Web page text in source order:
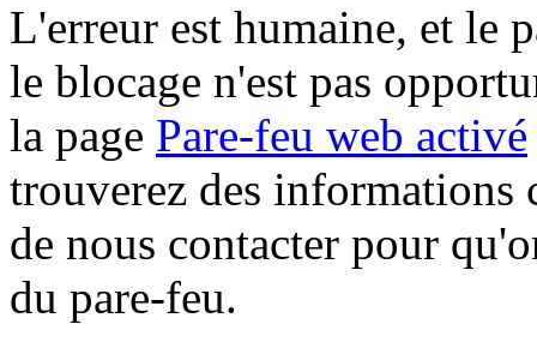
L'erreur est humaine, et le
le blocage n'est pas
la page Pare-feu web activé
trouverez des informations
de nous contacter pour
du pare-feu.